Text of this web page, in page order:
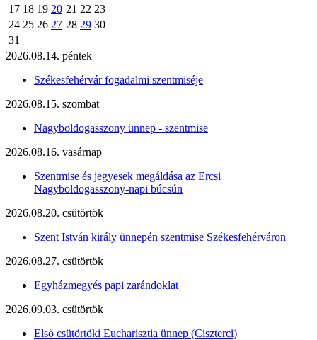
17 18 19 20 21 22 23
24 25 26 27 28 29 30
31
2026.08.14. péntek
Székesfehérvár fogadalmi szentmiséje
2026.08.15. szombat
Nagyboldogasszony ünnep - szentmise
2026.08.16. vasárnap
Szentmise és jegyesek megáldása az Ercsi
Nagyboldogasszony-napi búcsún
2026.08.20. csütörtök
Szent István király ünnepén szentmise Székesfehérváron
2026.08.27. csütörtök
Egyházmegyés papi zarándoklat
2026.09.03. csütörtök
Első csütörtöki Eucharisztia ünnep (Ciszterci)